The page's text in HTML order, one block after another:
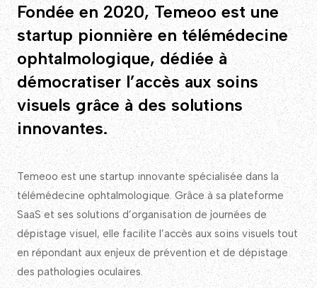
Fondée en 2020, Temeoo est une
startup pionnière en télémédecine
ophtalmologique, dédiée à
démocratiser l’accès aux soins
visuels grâce à des solutions
innovantes.
Temeoo est une startup innovante spécialisée dans la
télémédecine ophtalmologique. Grâce à sa plateforme
SaaS et ses solutions d’organisation de journées de
dépistage visuel, elle facilite l’accès aux soins visuels tout
en répondant aux enjeux de prévention et de dépistage
des pathologies oculaires.